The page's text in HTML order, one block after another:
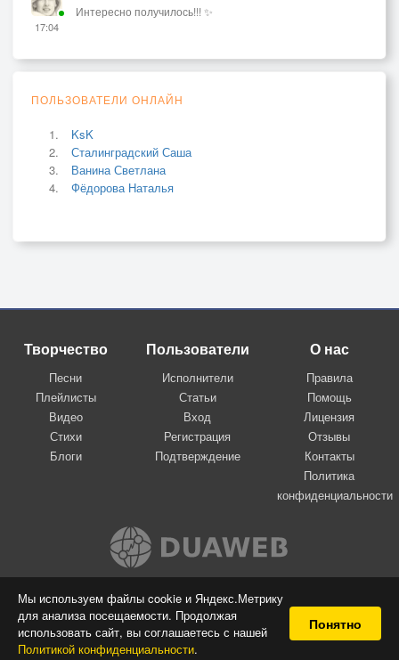
Мы используем файлы cookie и Яндекс.Метрику
для анализа посещаемости. Продолжая
использовать сайт, вы соглашаетесь с нашей
Политикой конфиденциальности.
Понятно
17:04
Интересно получилось!!! ✨
ПОЛЬЗОВАТЕЛИ ОНЛАЙН
KsK
Сталинградский Саша
Ванина Светлана
Фёдорова Наталья
Творчество
Песни
Плейлисты
Видео
Стихи
Блоги
Пользователи
Исполнители
Статьи
Вход
Регистрация
Подтверждение
О нас
Правила
Помощь
Лицензия
Отзывы
Контакты
Политика
конфиденциальности
Вконтакте
© 2009-2026 Я-пою
Музыкальный сайт самовыражения